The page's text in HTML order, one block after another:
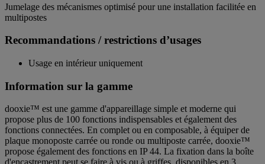
Jumelage des mécanismes optimisé pour une installation facilitée en
multipostes
Recommandations / restrictions d’usages
Usage en intérieur uniquement
Information sur la gamme
dooxie™ est une gamme d'appareillage simple et moderne qui
propose plus de 100 fonctions indispensables et également des
fonctions connectées. En complet ou en composable, à équiper de
plaque monoposte carrée ou ronde ou multiposte carrée, dooxie™
propose également des fonctions en IP 44. La fixation dans la boîte